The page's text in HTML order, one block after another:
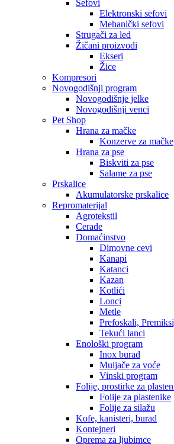
Sefovi
Elektronski sefovi
Mehanički sefovi
Strugači za led
Žičani proizvodi
Ekseri
Žice
Kompresori
Novogodišnji program
Novogodišnje jelke
Novogodišnji venci
Pet Shop
Hrana za mačke
Konzerve za mačke
Hrana za pse
Biskviti za pse
Salame za pse
Prskalice
Akumulatorske prskalice
Repromaterijal
Agrotekstil
Cerade
Domaćinstvo
Dimovne cevi
Kanapi
Katanci
Kazan
Kotlići
Lonci
Metle
Prefoskali,
Tekući lanci
Enološki program
Inox burad
Muljače za voće
Vinski program
Folije, prostirke za
Folije za plastenike
Folije za silažu
Kofe, kanisteri, burad
Kontejneri
Oprema za ljubimce